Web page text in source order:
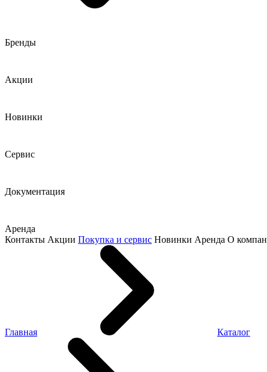
Бренды
Акции
Новинки
Сервис
Документация
Аренда
Контакты Акции Покупка и сервис Новинки Аренда О
Главная Каталог